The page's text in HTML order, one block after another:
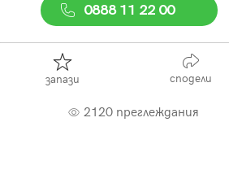
0888 11 22 00
запази сподели
2120 преглеждания